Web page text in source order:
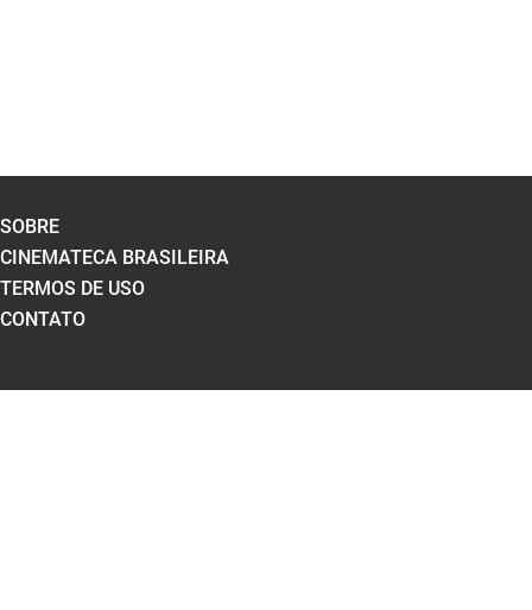
SOBRE
CINEMATECA BRASILEIRA
TERMOS DE USO
CONTATO